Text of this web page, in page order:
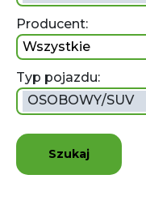
Producent:
wszystkie
Typ pojazdu:
OSOBOWY/SUV
Szukaj